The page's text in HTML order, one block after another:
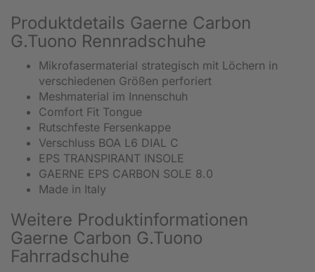
Produktdetails Gaerne Carbon
G.Tuono Rennradschuhe
Mikrofasermaterial strategisch mit Löchern in
verschiedenen Größen perforiert
Meshmaterial im Innenschuh
Comfort Fit Tongue
Rutschfeste Fersenkappe
Verschluss BOA L6 DIAL C
EPS TRANSPIRANT INSOLE
GAERNE EPS CARBON SOLE 8.0
Made in Italy
Weitere Produktinformationen
Gaerne Carbon G.Tuono
Fahrradschuhe